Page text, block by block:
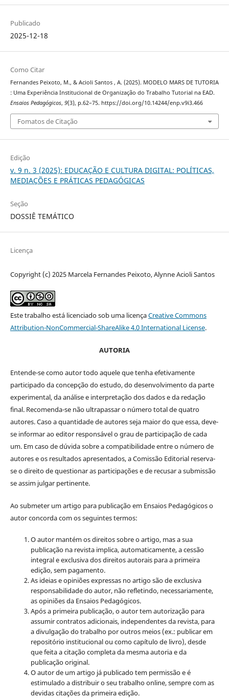
Publicado
2025-12-18
Como Citar
Fernandes Peixoto, M., & Acioli Santos , A. (2025). MODELO MARS DE TUTORIA
: Uma Experiência Institucional de Organização do Trabalho Tutorial na EAD.
Ensaios Pedagógicos, 9(3), p.62–75. https://doi.org/10.14244/enp.v9i3.466
Fomatos de Citação
Edição
v. 9 n. 3 (2025): EDUCAÇÃO E CULTURA DIGITAL: POLÍTICAS,
MEDIAÇÕES E PRÁTICAS PEDAGÓGICAS
Seção
DOSSIÊ TEMÁTICO
Licença
Copyright (c) 2025 Marcela Fernandes Peixoto, Alynne Acioli Santos
Este trabalho está licenciado sob uma licençaCreative Commons
Attribution-NonCommercial-ShareAlike 4.0 International License.
AUTORIA
Entende-se como autor todo aquele que tenha efetivamente
participado da concepção do estudo, do desenvolvimento da parte
experimental, da análise e interpretação dos dados e da redação
final. Recomenda-se não ultrapassar o número total de quatro
autores. Caso a quantidade de autores seja maior do que essa, deve-
se informar ao editor responsável o grau de participação de cada
um. Em caso de dúvida sobre a compatibilidade entre o número de
autores e os resultados apresentados, a Comissão Editorial reserva-
se o direito de questionar as participações e de recusar a submissão
se assim julgar pertinente.
Ao submeter um artigo para publicação em Ensaios Pedagógicos o
autor concorda com os seguintes termos:
O autor mantém os direitos sobre o artigo, mas a sua
publicação na revista implica, automaticamente, a cessão
integral e exclusiva dos direitos autorais para a primeira
edição, sem pagamento.
As ideias e opiniões expressas no artigo são de exclusiva
responsabilidade do autor, não refletindo, necessariamente,
as opiniões da Ensaios Pedagógicos.
Após a primeira publicação, o autor tem autorização para
assumir contratos adicionais, independentes da revista, para
a divulgação do trabalho por outros meios (ex.: publicar em
repositório institucional ou como capítulo de livro), desde
que feita a citação completa da mesma autoria e da
publicação original.
O autor de um artigo já publicado tem permissão e é
estimulado a distribuir o seu trabalho online, sempre com as
devidas citações da primeira edição.